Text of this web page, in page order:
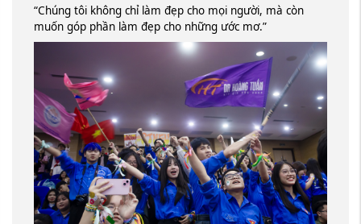
“Chúng tôi không chỉ làm đẹp cho mọi người, mà còn
muốn góp phần làm đẹp cho những ước mơ.”